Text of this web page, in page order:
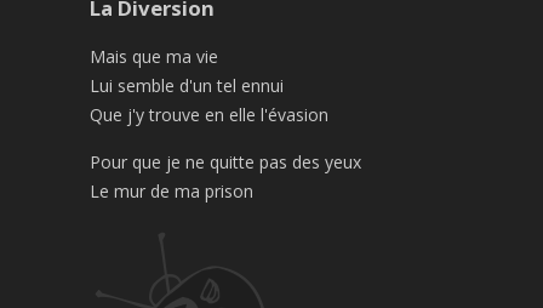
La Diversion
Mais que ma vie
Lui semble d'un tel ennui
Que j'y trouve en elle l'évasion
Pour que je ne quitte pas des yeux
Le mur de ma prison